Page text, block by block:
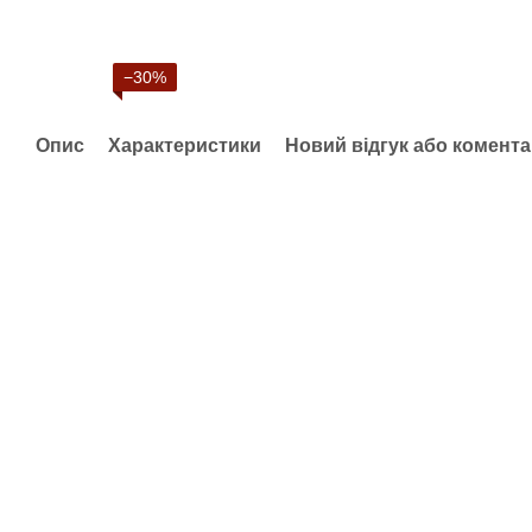
−30%
Опис Характеристики Новий відгук або